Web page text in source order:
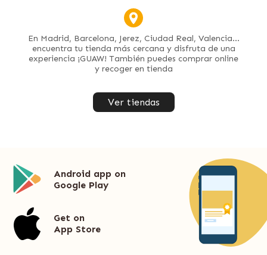
En Madrid, Barcelona, Jerez, Ciudad Real, Valencia...
encuentra tu tienda más cercana y disfruta de una
experiencia ¡GUAW! También puedes comprar online
y recoger en tienda
Ver tiendas
Android app on
Google Play
Get on
App Store